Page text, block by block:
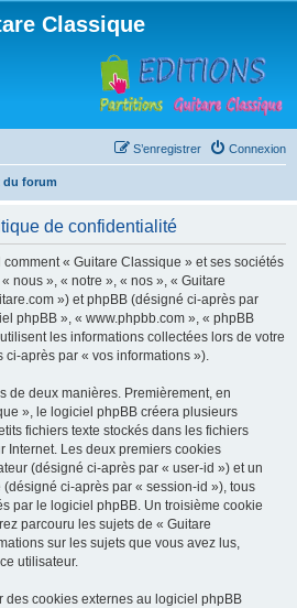
Classique
Connexion
S’enregistrer
du forum
de confidentialité
« Guitare Classique » et ses sociétés
nous », « notre », « nos », « Guitare
») et phpBB (désigné ci-après par
phpBB », « www.phpbb.com », « phpBB
les informations collectées lors de votre
après par « vos informations »).
de deux manières. Premièrement, en
», le logiciel phpBB créera plusieurs
fichiers texte stockés dans les fichiers
Internet. Les deux premiers cookies
(désigné ci-après par « user-id ») et un
ci-après par « session-id »), tous
par le logiciel phpBB. Un troisième cookie
parcouru les sujets de « Guitare
sur les sujets que vous avez lus,
utilisateur.
des cookies externes au logiciel phpBB